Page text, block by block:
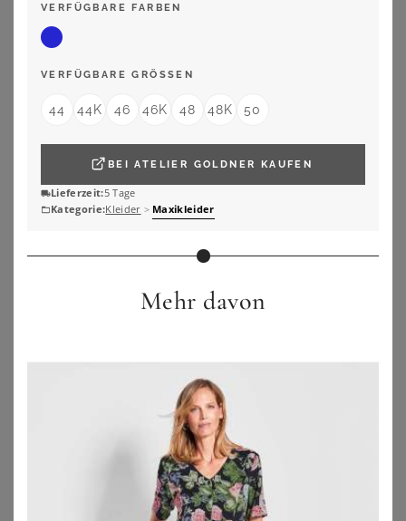
BONPRIX
Bedrucktes Jersey-Maxikleid
ZUBONPRIX ZUBONPRIX
VERFÜGBARE FARBEN
VERFÜGBARE GRÖSSEN
44 44K 46 46K 48 48K 50
BEIATELIER GOLDNER KAUFEN
Lieferzeit:5 Tage
Kategorie:Kleider > Maxikleider
Mehr davon